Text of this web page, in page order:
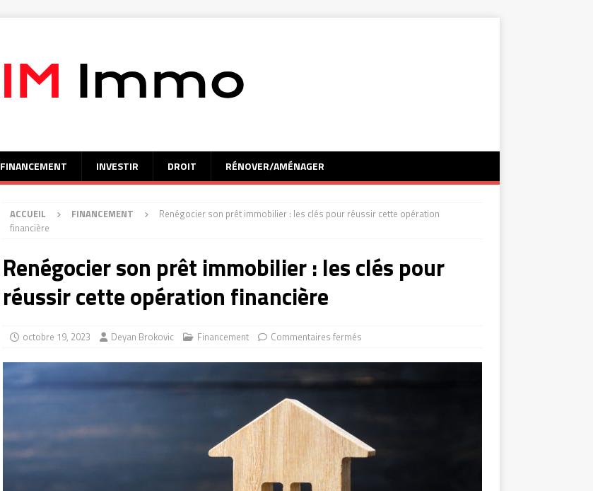
FINANCEMENT INVESTIR DROIT RÉNOVER/AMÉNAGER
ACCUEIL FINANCEMENT
Renégocier son prêt immobilier : les clés pour réussir cette opération
financière
Renégocier son prêt immobilier : les clés pour
réussir cette opération financière
octobre 19, 2023 Deyan Brokovic Financement Commentaires fermés